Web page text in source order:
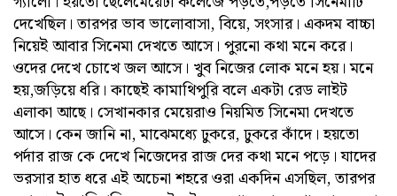
দেখেছিল। তারপর ভাব ভালোবাসা, বিয়ে, সংসার। একদম বাচ্চা
নিয়েই আবার সিনেমা দেখতে আসে। পুরনো কথা মনে করে।
ওদের দেখে চোখে জল আসে। খুব নিজের লোক মনে হয়। মনে
হয়,জড়িয়ে ধরি। কাছেই কামাথিপুরি বলে একটা রেড লাইট
এলাকা আছে। সেখানকার মেয়েরাও নিয়মিত সিনেমা দেখতে
আসে। কেন জানি না, মাঝেমধ্যে ঢুকরে, ঢুকরে কাঁদে। হয়তো
পর্দার রাজ কে দেখে নিজেদের রাজ দের কথা মনে পড়ে। যাদের
ভরসার হাত ধরে এই অচেনা শহরে ওরা একদিন এসছিল, তারপর